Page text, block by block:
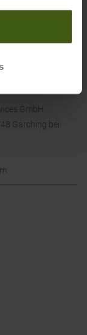
GmbH
Garching bei